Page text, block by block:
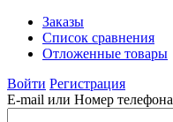
Заказы
Список сравнения
Отложенные товары
Войти Регистрация
E-mail или Номер телефона